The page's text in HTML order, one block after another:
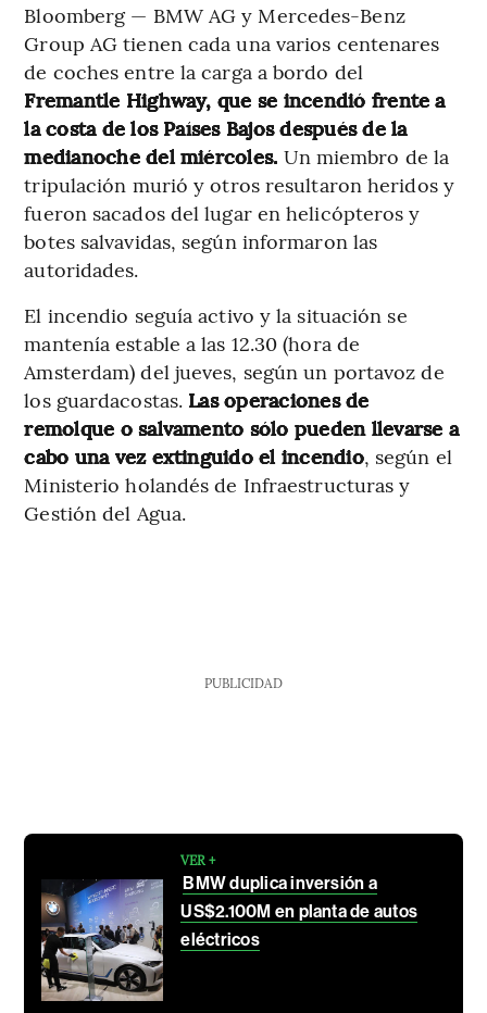
Bloomberg — BMW AG y Mercedes-Benz
Group AG tienen cada una varios centenares
de coches entre la carga a bordo del
Fremantle Highway, que se incendió frente a
la costa de los Países Bajos después de la
medianoche del miércoles. Un miembro de la
tripulación murió y otros resultaron heridos y
fueron sacados del lugar en helicópteros y
botes salvavidas, según informaron las
autoridades.
El incendio seguía activo y la situación se
mantenía estable a las 12.30 (hora de
Amsterdam) del jueves, según un portavoz de
los guardacostas. Las operaciones de
remolque o salvamento sólo pueden llevarse a
cabo una vez extinguido el incendio, según el
Ministerio holandés de Infraestructuras y
Gestión del Agua.
PUBLICIDAD
VER +
BMW duplica inversión a
US$2.100M en planta de autos
eléctricos